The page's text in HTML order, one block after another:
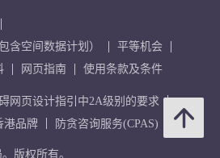
含空间数据计划）
平等机会
网页指南 使用条款及条件
网页设计指引中2A级别的要求
港品牌 防贪咨询服务(CPAS)
版权所有。